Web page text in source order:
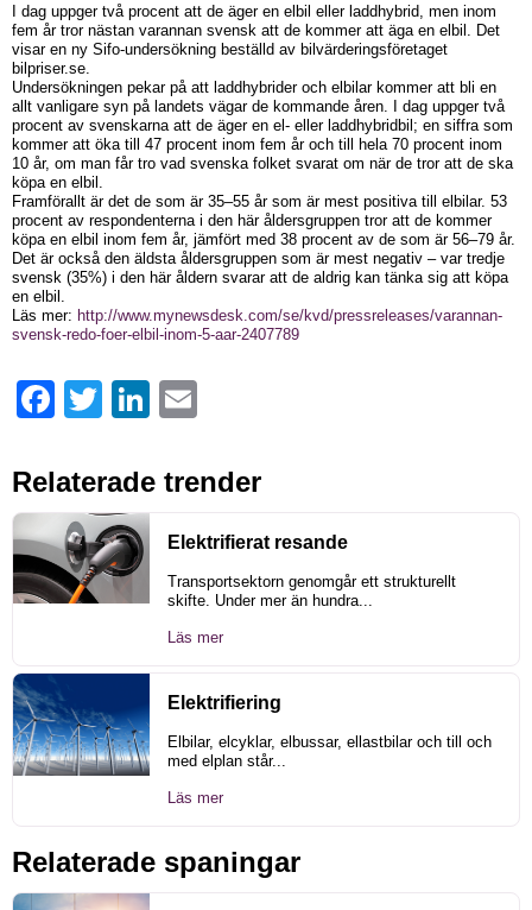
I dag uppger två procent att de äger en elbil eller laddhybrid, men inom
fem år tror nästan varannan svensk att de kommer att äga en elbil. Det
visar en ny Sifo-undersökning beställd av bilvärderingsföretaget
bilpriser.se.
Undersökningen pekar på att laddhybrider och elbilar kommer att bli en
allt vanligare syn på landets vägar de kommande åren. I dag uppger två
procent av svenskarna att de äger en el- eller laddhybridbil; en siffra som
kommer att öka till 47 procent inom fem år och till hela 70 procent inom
10 år, om man får tro vad svenska folket svarat om när de tror att de ska
köpa en elbil.
Framförallt är det de som är 35–55 år som är mest positiva till elbilar. 53
procent av respondenterna i den här åldersgruppen tror att de kommer
köpa en elbil inom fem år, jämfört med 38 procent av de som är 56–79 år.
Det är också den äldsta åldersgruppen som är mest negativ – var tredje
svensk (35%) i den här åldern svarar att de aldrig kan tänka sig att köpa
en elbil.
Läs mer: http://www.mynewsdesk.com/se/kvd/pressreleases/varannan-
svensk-redo-foer-elbil-inom-5-aar-2407789
FacebookTwitter LinkedIn
Relaterade trender
Elektrifierat resande
Transportsektorn genomgår ett strukturellt
skifte. Under mer än hundra...
Läs mer
Elektrifiering
Elbilar, elcyklar, elbussar, ellastbilar och till och
med elplan står...
Läs mer
Relaterade spaningar